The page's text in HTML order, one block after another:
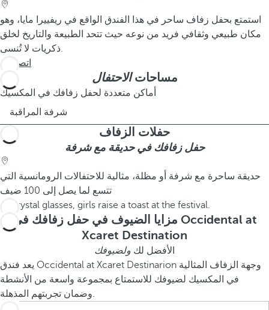
استمتع بحفل زفاف ساحر في هذا الفندق الواقع في ريفييرا مايا، وهو
مكان طبيعي وثقافي فريد من نوعه حيث تتحد الطبيعة والتاريخ لخلق
ذكريات لا تُنسى.
اتصل بنا
مساحاتالاحتفال
أماكن متعددة لحفل زفافك في المكسيك
شرفة المراقبة
حفلات الزفاف
حفل زفافك في حديقة مع شرفة
حديقة ساحرة مع شرفة أو مظلة، مثالية للاحتفالات الرومانسية التي
تتسع لما يصل إلى 100 ضيف
مزايا الضيوف في حفل زفافك في Occidental at
Xcaret Destination
الأفضل لك ولضيوفك
يعد فندق Occidental at Xcaret Destinarion وجهة الزفاف المثالية
في المكسيك لضيوفك للاستمتاع بمجموعة واسعة من الأنشطة
وضمان تجربتهم المذهلة.